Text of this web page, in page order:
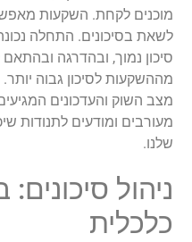
מוכנים לקחת. השקעות
לשאת בסיכונים. התחלה
סיכון נמוך, ובהדרגה
מההשקעות לסיכון גבוה
מצב השוק והעדכונים
מעורבים ומודעים לתנודות
שלנו.
ניהול
כלכלית